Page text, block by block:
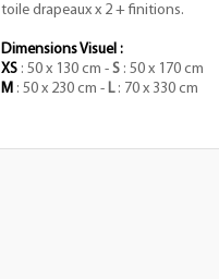
toile drapeaux x 2 + finitions.
Dimensions Visuel :
XS : 50 x 130 cm - S : 50 x 170 cm
M : 50 x 230 cm - L: 70 x 330 cm